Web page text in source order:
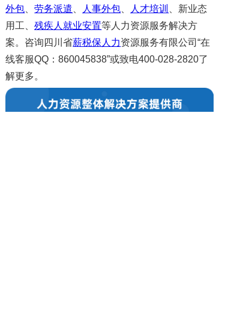
外包、劳务派遣、 人事外包、 人才培训 、新业态
用工、残疾人就业安置等人力资源服务解决方
案。咨询四川省薪税保人力资源服务有限公司“在
线客服QQ：860045838”或致电400-028-2820了
解更多。